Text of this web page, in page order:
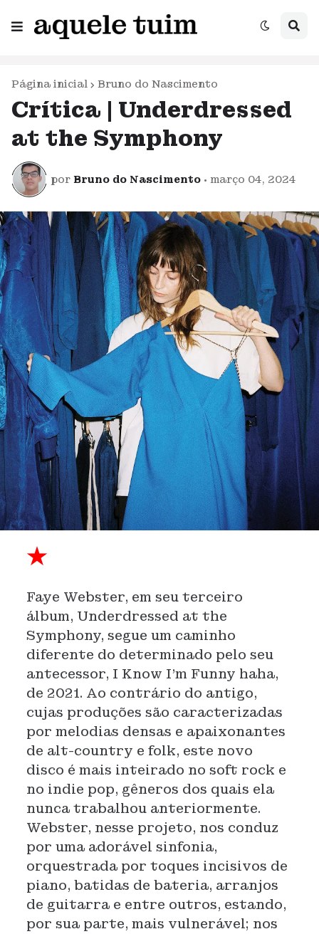
Página inicial Bruno do Nascimento
Crítica | Underdressed
at the Symphony
por Bruno do Nascimento • março 04, 2024
★
Faye Webster, em seu terceiro
álbum, Underdressed at the
Symphony, segue um caminho
diferente do determinado pelo seu
antecessor, I Know I'm Funny haha,
de 2021. Ao contrário do antigo,
cujas produções são caracterizadas
por melodias densas e apaixonantes
de alt-country e folk, este novo
disco é mais inteirado no soft rock e
no indie pop, gêneros dos quais ela
nunca trabalhou anteriormente.
Webster, nesse projeto, nos conduz
por uma adorável sinfonia,
orquestrada por toques incisivos de
piano, batidas de bateria, arranjos
de guitarra e entre outros, estando,
por sua parte, mais vulnerável; nos